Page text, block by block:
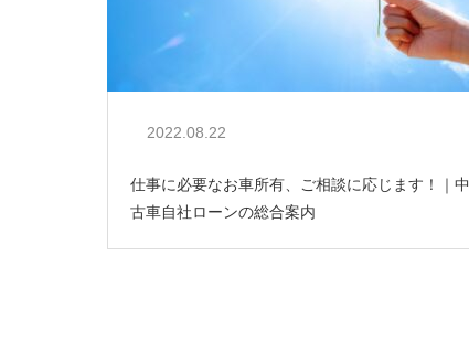
2022.08.22
仕事に必要なお車所有、ご相談に応じます！｜中
古車自社ローンの総合案内